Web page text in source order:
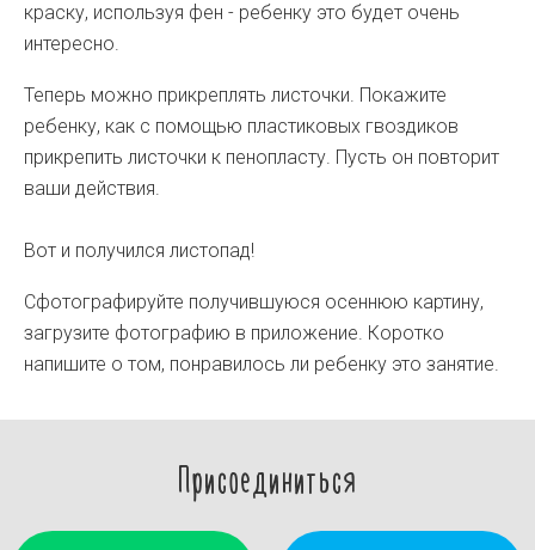
краску, используя фен - ребенку это будет очень
интересно.
Теперь можно прикреплять листочки. Покажите
ребенку, как с помощью пластиковых гвоздиков
прикрепить листочки к пенопласту. Пусть он повторит
ваши действия.
Вот и получился листопад!
Сфотографируйте получившуюся осеннюю картину,
загрузите фотографию в приложение. Коротко
напишите о том, понравилось ли ребенку это занятие.
Присоединиться